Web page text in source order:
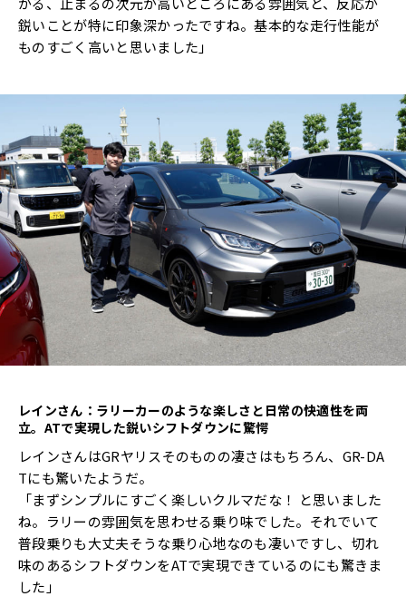
鋭いことが特に印象深かったですね。基本的な走行性能が
ものすごく高いと思いました」
レインさん：ラリーカーのような楽しさと日常の快適性を両
立。 ATで実現した鋭いシフトダウンに驚愕
レインさんはGRヤリスそのものの凄さはもちろん、GR-DA
Tにも驚いたようだ。
「まずシンプルにすごく楽しいクルマだな！ と思いました
ね。ラリーの雰囲気を思わせる乗り味でした。それでいて
普段乗りも大丈夫そうな乗り心地なのも凄いですし、切れ
味のあるシフトダウンをATで実現できているのにも驚きま
した」